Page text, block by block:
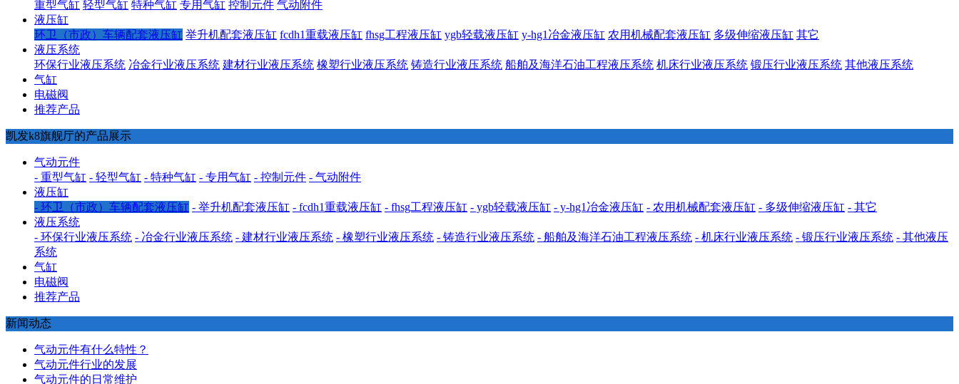
重型气缸 轻型气缸 特种气缸 专用气缸 控制元件 气动附件
液压缸
环卫（市政）车辆配套液压缸 举升机配套液压缸 fcdh1重载液压缸 fhsg工程液压缸 ygb轻载液压缸 y-hg1冶金液压缸 农用机械配套液压缸 多级伸缩液压缸 其它
液压系统
环保行业液压系统 冶金行业液压系统 建材行业液压系统 橡塑行业液压系统 铸造行业液压系统 船舶及海洋石油工程液压系统 机床行业液压系统 锻压行业液压系统 其他液压系统
气缸
电磁阀
推荐产品
凯发k8旗舰厅的产品展示
气动元件
- 重型气缸 - 轻型气缸 - 特种气缸 - 专用气缸 - 控制元件 - 气动附件
液压缸
- 环卫（市政）车辆配套液压缸 - 举升机配套液压缸 - fcdh1重载液压缸 - fhsg工程液压缸 - ygb轻载液压缸 - y-hg1冶金液压缸 - 农用机械配套液压缸 - 多级伸缩液压缸 - 其它
液压系统
- 环保行业液压系统 - 冶金行业液压系统 - 建材行业液压系统 - 橡塑行业液压系统 - 铸造行业液压系统 - 船舶及海洋石油工程液压系统 - 机床行业液压系统 - 锻压行业液压系统 - 其他液压
系统
气缸
电磁阀
推荐产品
新闻动态
气动元件有什么特性？
气动元件行业的发展
气动元件的日常维护